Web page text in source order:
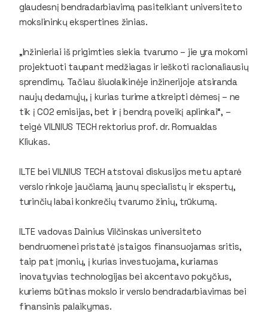
glaudesnį bendradarbiavimą pasitelkiant universiteto
mokslininkų ekspertines žinias.
„Inžinieriai iš prigimties siekia tvarumo – jie yra mokomi
projektuoti taupant medžiagas ir ieškoti racionaliausių
sprendimų. Tačiau šiuolaikinėje inžinerijoje atsiranda
naujų dedamųjų, į kurias turime atkreipti dėmesį – ne
tik į CO2 emisijas, bet ir į bendrą poveikį aplinkai“, –
teigė VILNIUS TECH rektorius prof. dr. Romualdas
Kliukas.
ILTE bei VILNIUS TECH atstovai diskusijos metu aptarė
verslo rinkoje jaučiamą jaunų specialistų ir ekspertų,
turinčių labai konkrečių tvarumo žinių, trūkumą.
ILTE vadovas Dainius Vilčinskas universiteto
bendruomenei pristatė įstaigos finansuojamas sritis,
taip pat įmonių, į kurias investuojama, kuriamas
inovatyvias technologijas bei akcentavo pokyčius,
kuriems būtinas mokslo ir verslo bendradarbiavimas bei
finansinis palaikymas.